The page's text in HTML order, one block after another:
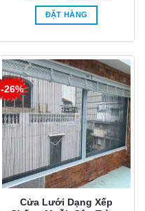
là:
850.000₫.
ĐẶT HÀNG
-26%
Cửa Lưới Dạng Xếp